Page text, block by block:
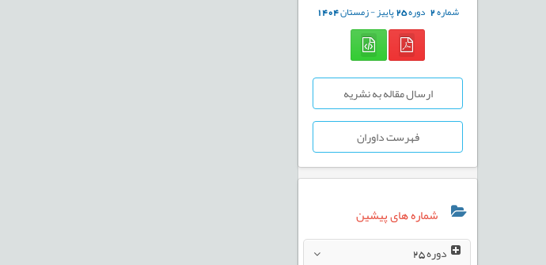
شماره2 دوره25پاییز - زمستان1404
ارسال مقاله به نشریه
فهرست داوران
شماره های پیشین
دوره